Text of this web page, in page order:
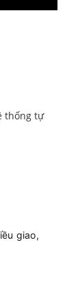
thống tự
giao,